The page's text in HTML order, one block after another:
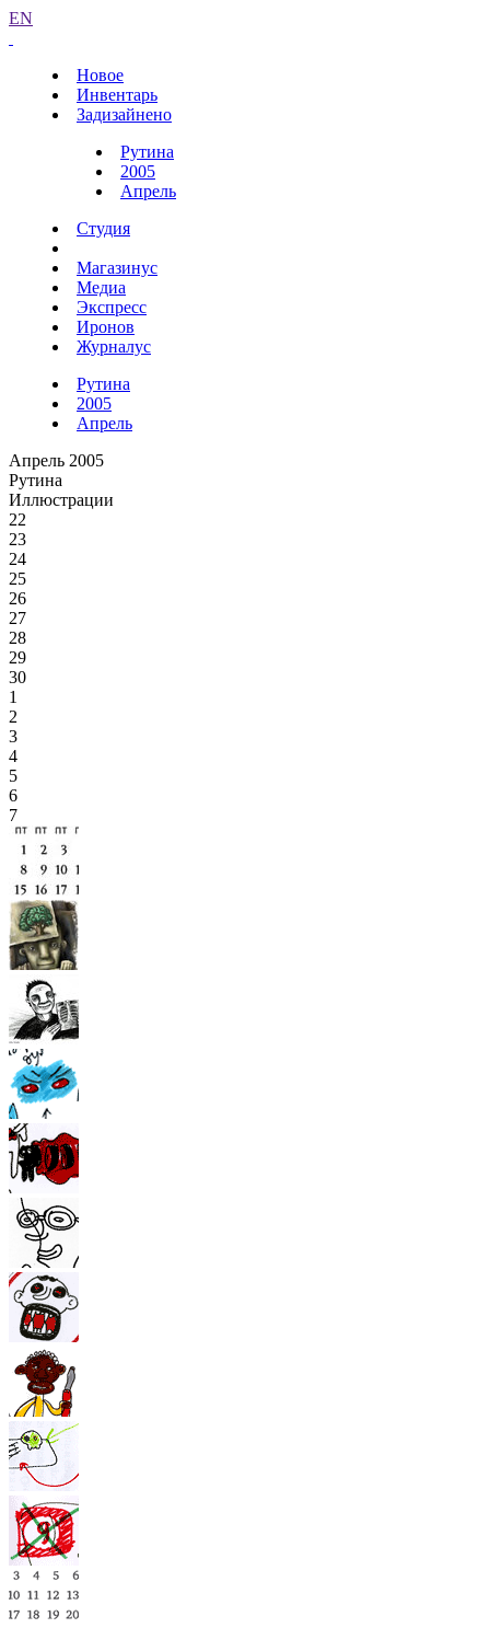
EN
Новое
Инвентарь
Задизайнено
Рутина
2005
Апрель
Студия
Магазинус
Медиа
Экспресс
Иронов
Журналус
Рутина
2005
Апрель
Апрель 2005
Рутина
Иллюстрации
22
23
24
25
26
27
28
29
30
1
2
3
4
5
6
7